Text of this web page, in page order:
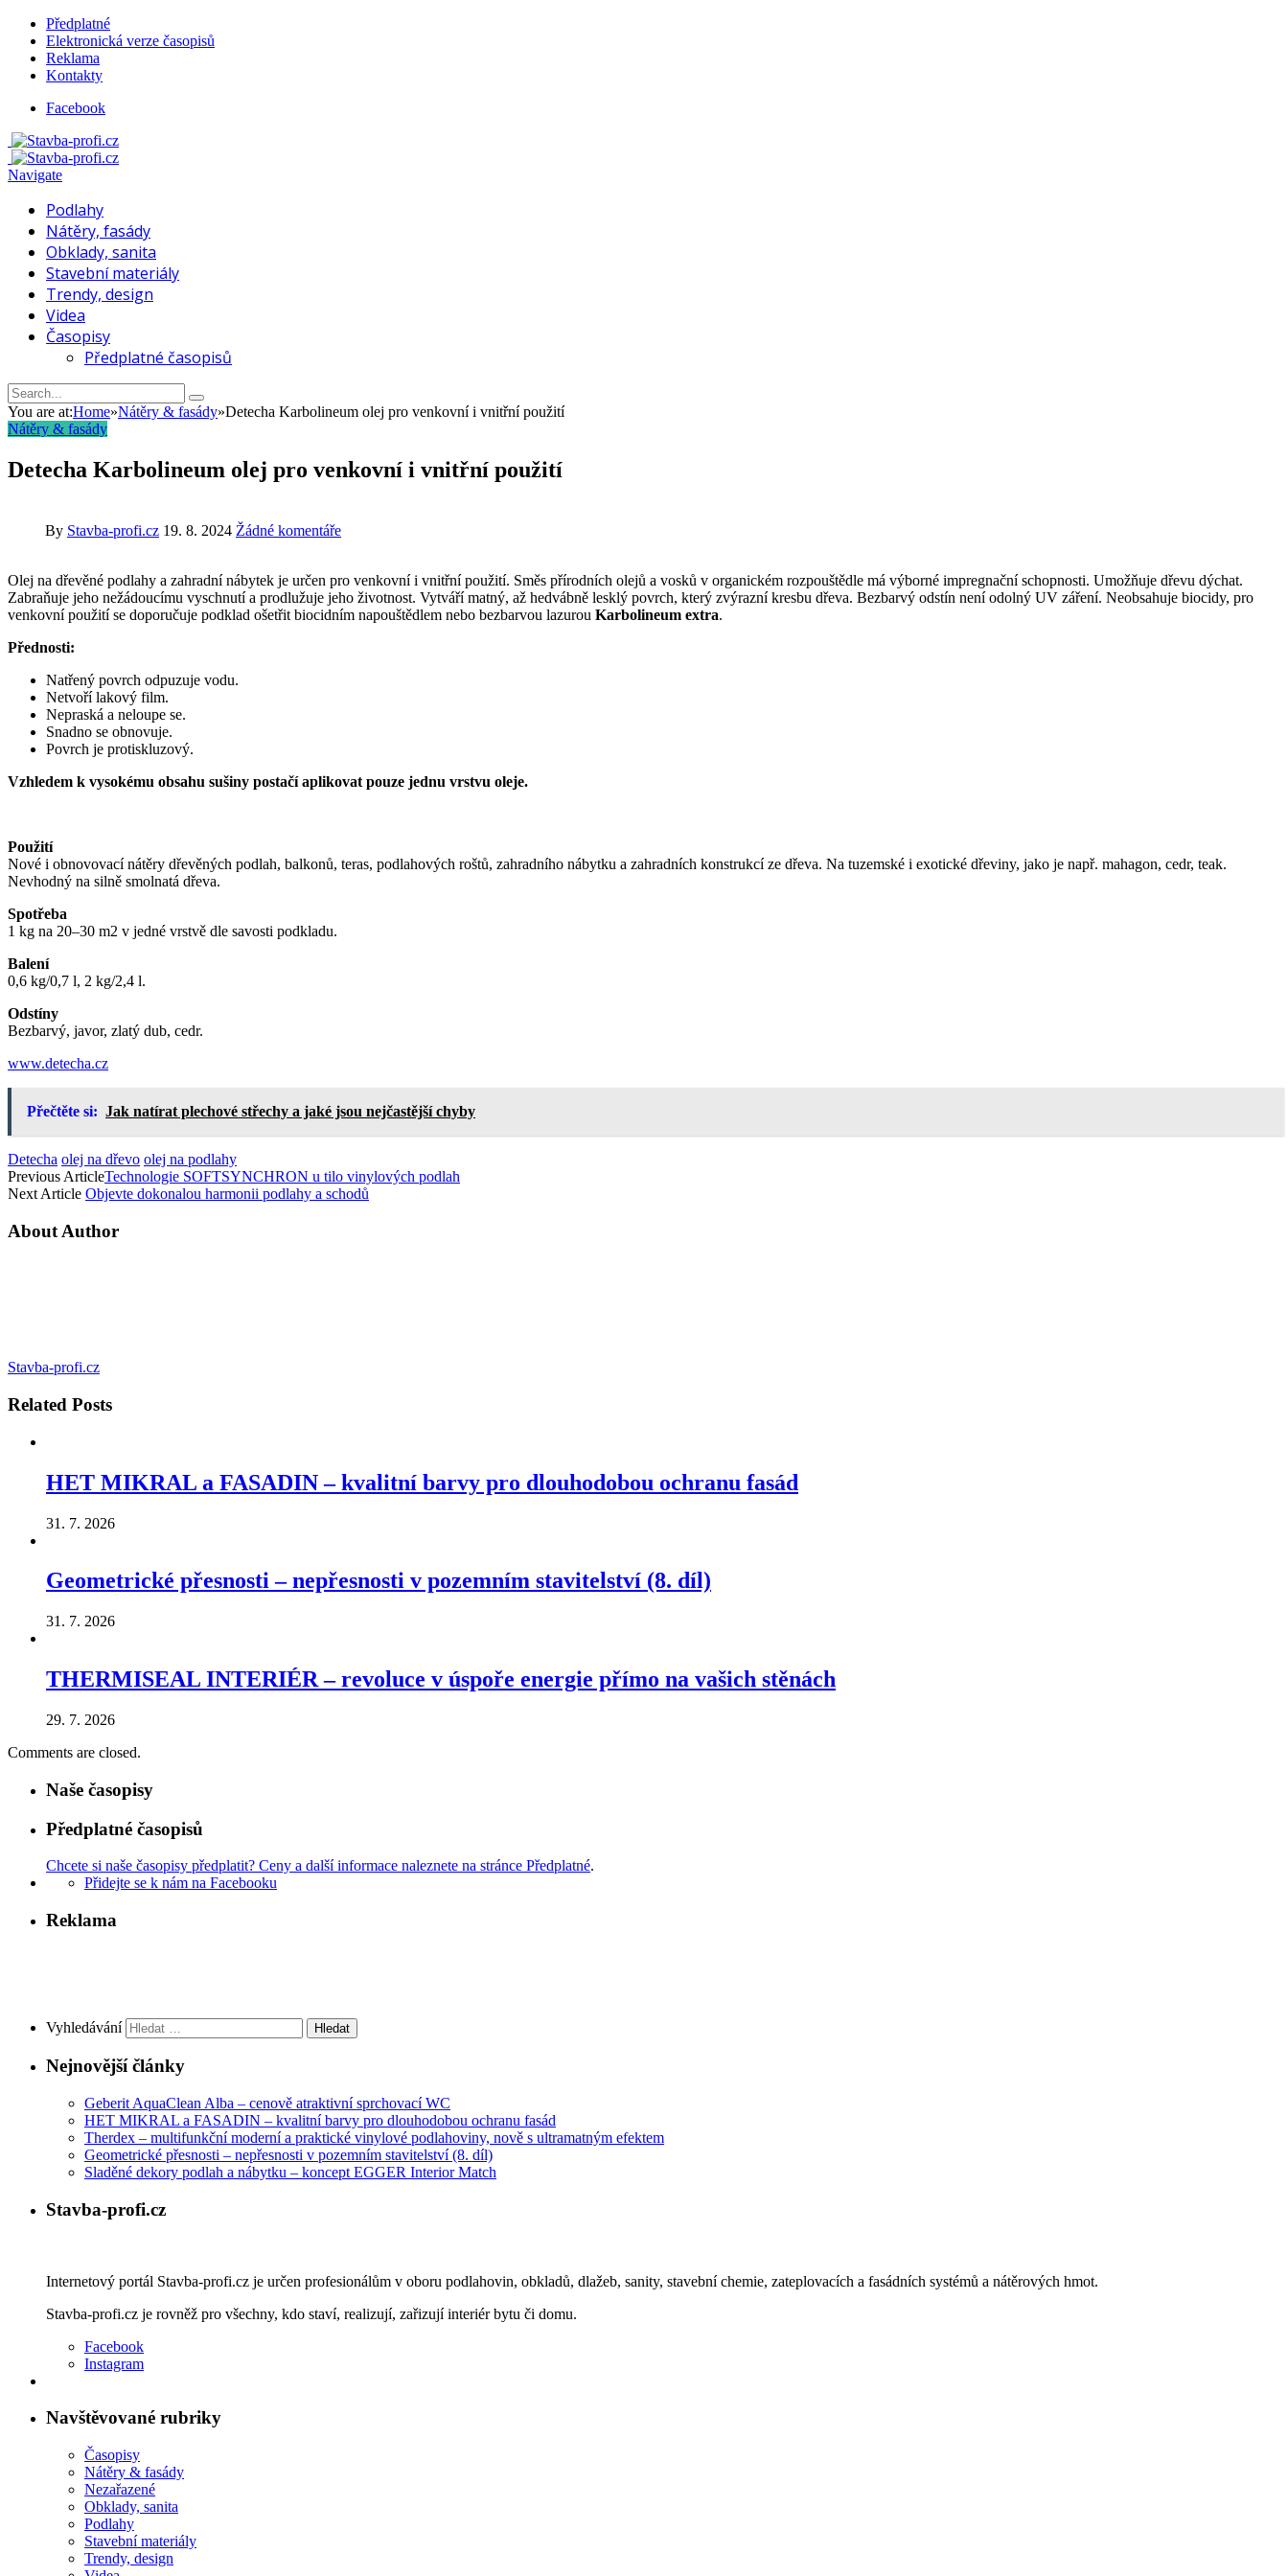
Předplatné
Elektronická verze časopisů
Reklama
Kontakty
Facebook
Navigate
Podlahy
Nátěry, fasády
Obklady, sanita
Stavební materiály
Trendy, design
Videa
Časopisy
Předplatné časopisů
You are at:Home»Nátěry & fasády»Detecha Karbolineum olej pro venkovní i vnitřní použití
Nátěry & fasády
Detecha Karbolineum olej pro venkovní i vnitřní použití
By Stavba-profi.cz 19. 8. 2024 Žádné komentáře
Olej na dřevěné podlahy a zahradní nábytek je určen pro venkovní i vnitřní použití. Směs přírodních olejů a vosků v organickém rozpouštědle má výborné impregnační schopnosti. Umožňuje dřevu dýchat.
Zabraňuje jeho nežádoucímu vyschnutí a prodlužuje jeho životnost. Vytváří matný, až hedvábně lesklý povrch, který zvýrazní kresbu dřeva. Bezbarvý odstín není odolný UV záření. Neobsahuje biocidy, pro
venkovní použití se doporučuje podklad ošetřit biocidním napouštědlem nebo bezbarvou lazurou Karbolineum extra.
Přednosti:
Natřený povrch odpuzuje vodu.
Netvoří lakový film.
Nepraská a neloupe se.
Snadno se obnovuje.
Povrch je protiskluzový.
Vzhledem k vysokému obsahu sušiny postačí aplikovat pouze jednu vrstvu oleje.
Použití
Nové i obnovovací nátěry dřevěných podlah, balkonů, teras, podlahových roštů, zahradního nábytku a zahradních konstrukcí ze dřeva. Na tuzemské i exotické dřeviny, jako je např. mahagon, cedr, teak.
Nevhodný na silně smolnatá dřeva.
Spotřeba
1 kg na 20–30 m2 v jedné vrstvě dle savosti podkladu.
Balení
0,6 kg/0,7 l, 2 kg/2,4 l.
Odstíny
Bezbarvý, javor, zlatý dub, cedr.
www.detecha.cz
Přečtěte si: Jak natírat plechové střechy a jaké jsou nejčastější chyby
Detecha olej na dřevo olej na podlahy
Previous ArticleTechnologie SOFTSYNCHRON u tilo vinylových podlah
Next Article Objevte dokonalou harmonii podlahy a schodů
About Author
Stavba-profi.cz
Related Posts
HET MIKRAL a FASADIN – kvalitní barvy pro dlouhodobou ochranu fasád
31. 7. 2026
Geometrické přesnosti – nepřesnosti v pozemním stavitelství (8. díl)
31. 7. 2026
THERMISEAL INTERIÉR – revoluce v úspoře energie přímo na vašich stěnách
29. 7. 2026
Comments are closed.
Naše časopisy
Předplatné časopisů
Chcete si naše časopisy předplatit? Ceny a další informace naleznete na stránce Předplatné.
Přidejte se k nám na Facebooku
Reklama
Vyhledávání
Nejnovější články
Geberit AquaClean Alba – cenově atraktivní sprchovací WC
HET MIKRAL a FASADIN – kvalitní barvy pro dlouhodobou ochranu fasád
Therdex – multifunkční moderní a praktické vinylové podlahoviny, nově s ultramatným efektem
Geometrické přesnosti – nepřesnosti v pozemním stavitelství (8. díl)
Sladěné dekory podlah a nábytku – koncept EGGER Interior Match
Stavba-profi.cz
Internetový portál Stavba-profi.cz je určen profesionálům v oboru podlahovin, obkladů, dlažeb, sanity, stavební chemie, zateplovacích a fasádních systémů a nátěrových hmot.
Stavba-profi.cz je rovněž pro všechny, kdo staví, realizují, zařizují interiér bytu či domu.
Facebook
Instagram
Navštěvované rubriky
Časopisy
Nátěry & fasády
Nezařazené
Obklady, sanita
Podlahy
Stavební materiály
Trendy, design